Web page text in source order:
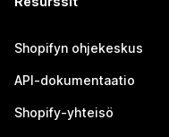
Shopifyn ohjekeskus
API-dokumentaatio
Shopify-yhteisö